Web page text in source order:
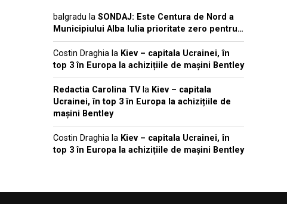
balgradu la SONDAJ: Este Centura de Nord a
Municipiului Alba Iulia prioritate zero pentru…
Costin Draghia la Kiev – capitala Ucrainei, în
top 3 în Europa la achizițiile de mașini Bentley
Redactia Carolina TVla Kiev – capitala
Ucrainei, în top 3 în Europa la achizițiile de
mașini Bentley
Costin Draghia la Kiev – capitala Ucrainei, în
top 3 în Europa la achizițiile de mașini Bentley